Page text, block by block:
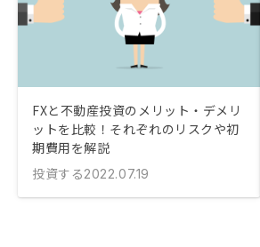
FXと不動産投資のメリット・デメリ
ットを比較！それぞれのリスクや初
期費用を解説
投資する2022.07.19